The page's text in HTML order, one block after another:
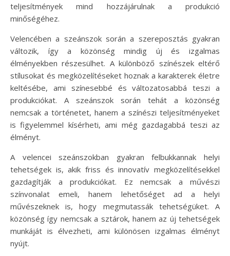
teljesítmények mind hozzájárulnak a produkció
minőségéhez.
Velencében a szeánszok során a szereposztás gyakran
változik, így a közönség mindig új és izgalmas
élményekben részesülhet. A különböző színészek eltérő
stílusokat és megközelítéseket hoznak a karakterek életre
keltésébe, ami színesebbé és változatosabbá teszi a
produkciókat. A szeánszok során tehát a közönség
nemcsak a történetet, hanem a színészi teljesítményeket
is figyelemmel kísérheti, ami még gazdagabbá teszi az
élményt.
A velencei szeánszokban gyakran felbukkannak helyi
tehetségek is, akik friss és innovatív megközelítésekkel
gazdagítják a produkciókat. Ez nemcsak a művészi
színvonalat emeli, hanem lehetőséget ad a helyi
művészeknek is, hogy megmutassák tehetségüket. A
közönség így nemcsak a sztárok, hanem az új tehetségek
munkáját is élvezheti, ami különösen izgalmas élményt
nyújt.